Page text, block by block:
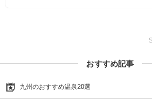
おすすめ記事
九州のおすすめ温泉20選